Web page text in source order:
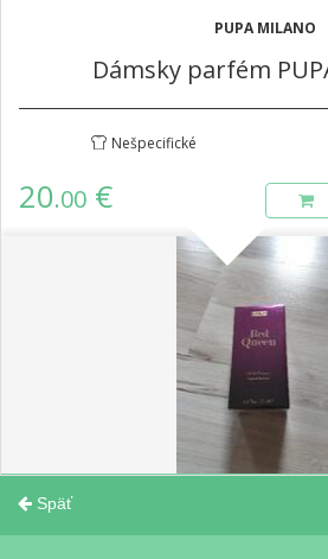
PUPA MILANO
Dámsky parfém
Nešpecifické
20.00 €
Späť